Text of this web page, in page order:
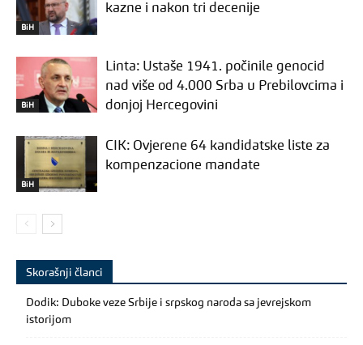
BiH
kazne i nakon tri decenije
BiH
Linta: Ustaše 1941. počinile genocid
nad više od 4.000 Srba u Prebilovcima i
donjoj Hercegovini
BiH
CIK: Ovjerene 64 kandidatske liste za
kompenzacione mandate
Skorašnji članci
Dodik: Duboke veze Srbije i srpskog naroda sa jevrejskom
istorijom